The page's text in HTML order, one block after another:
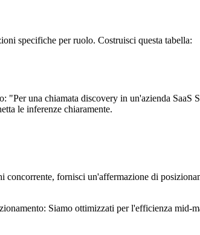
specifiche per ruolo. Costruisci questa tabella:
una chiamata discovery in un'azienda SaaS
le inferenze chiaramente.
fornisci un'affermazione di
Siamo ottimizzati per l'efficienza mid-